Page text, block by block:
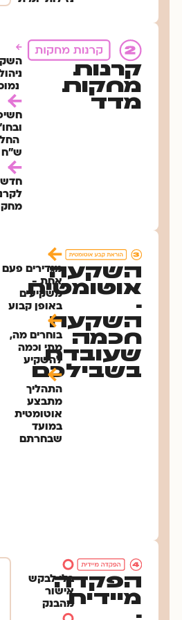
קרנות
מחקות
מדד
ש"ח
השקעה
אוטומטית
-
השקעה
חכמה
שעובדת
בשבילכם
מגדירים פעם
אחת -
משקיעים
באופן קבוע
בוחרים מה,
מתי וכמה
להשקיע
התהליך
מתבצע
אוטומטית
במועד
שבחרתם ​
הפקדה
מיידית
-
בלי לבקש
אישור
מהבנק